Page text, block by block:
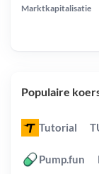
Marktkapitalisatie
Populaire
Tutorial
Pump.fun